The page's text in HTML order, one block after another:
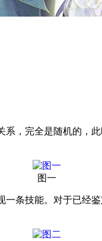
完全是随机的，
图一
技能。对于已经